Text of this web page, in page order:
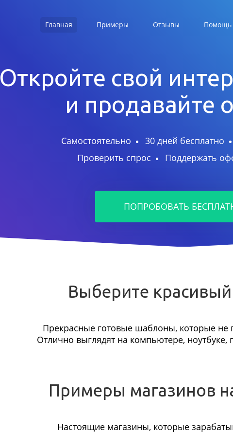
Главная Примеры Отзывы Помощь
Откройте свой
и продавайте
Самостоятельно 30 дней бесплатно
Проверить спрос
Поддержать
ПОПРОБОВАТЬ
Выберите
Прекрасные готовые шаблоны, которые не
Отлично выглядят на компьютере,
Примеры магазинов
Настоящие магазины, которые